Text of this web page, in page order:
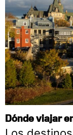
Dónde viajar